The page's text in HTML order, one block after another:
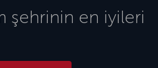
şehrinin en iyileri